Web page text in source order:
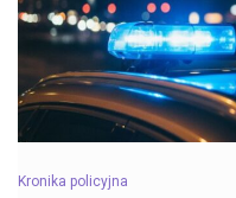
Kronika policyjna